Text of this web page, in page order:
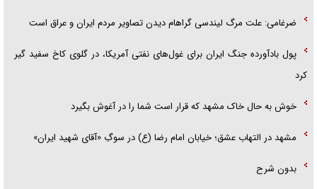
ضرغامی: علت مرگ لیندسی گراهام دیدن تصاویر مردم ایران و عراق است
پول بادآورده جنگ ایران برای غول‌های نفتی آمریکا، در گلوی کاخ سفید گیر
کرد
خوش به حال خاک مشهد که قرار است شما را در آغوش بگیرد
مشهد در التهاب عشق؛ خیابان امام رضا (ع) در سوگِ «آقای شهید ایران»
بدون شرح